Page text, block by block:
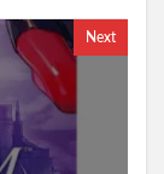
Next